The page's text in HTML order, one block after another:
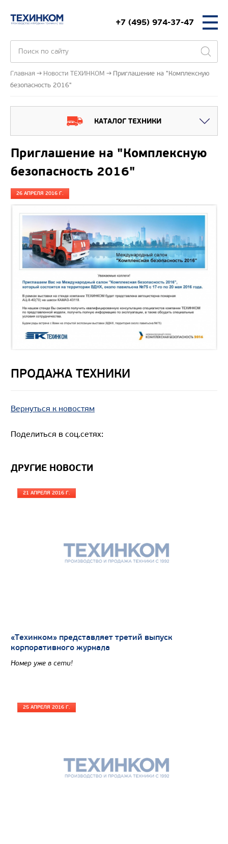
+7 (495) 974-37-47
Главная Новости ТЕХИНКОМ
Приглашение на "Комплексную
безопасность 2016"
КАТАЛОГ ТЕХНИКИ
Приглашение на "Комплексную
безопасность 2016"
26 АПРЕЛЯ 2016 Г.
ПРОДАЖА ТЕХНИКИ
Вернуться к новостям
Поделиться в соц.сетях:
ДРУГИЕ НОВОСТИ
21 АПРЕЛЯ 2016 Г.
«Техинком» представляет третий выпуск
корпоративного журнала
Номер уже в сети!
25 АПРЕЛЯ 2016 Г.